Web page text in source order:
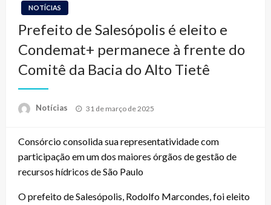
NOTÍCIAS
Prefeito de Salesópolis é eleito e
Condemat+ permanece à frente do
Comitê da Bacia do Alto Tietê
Notícias
Posted
31 de março de 2025
Consórcio consolida sua representatividade com
participação em um dos maiores órgãos de gestão de
recursos hídricos de São Paulo
O prefeito de Salesópolis, Rodolfo Marcondes, foi eleito